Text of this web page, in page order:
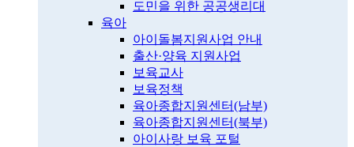
도민을 위한 공공생리대
육아
아이돌봄지원사업 안내
출산·양육 지원사업
보육교사
보육정책
육아종합지원센터(남부)
육아종합지원센터(북부)
아이사랑 보육 포털